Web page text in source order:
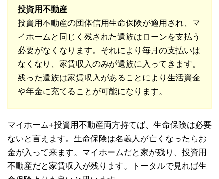
投資用不動産
投資用不動産の団体信用生命保険が適用され、マ
イホームと同じく残された遺族はローンを支払う
必要がなくなります。それにより毎月の支払いは
なくなり、家賃収入のみが遺族に入ってきます。
残った遺族は家賃収入があることにより生活資金
や年金に充てることが可能になります。
マイホーム+投資用不動産両方持てば、生命保険は必要
ないと言えます。生命保険は名義人が亡くなったらお
金が入って来ます。マイホームだと家が残り、投資用
不動産だと家賃収入が残ります。トータルで見れば生